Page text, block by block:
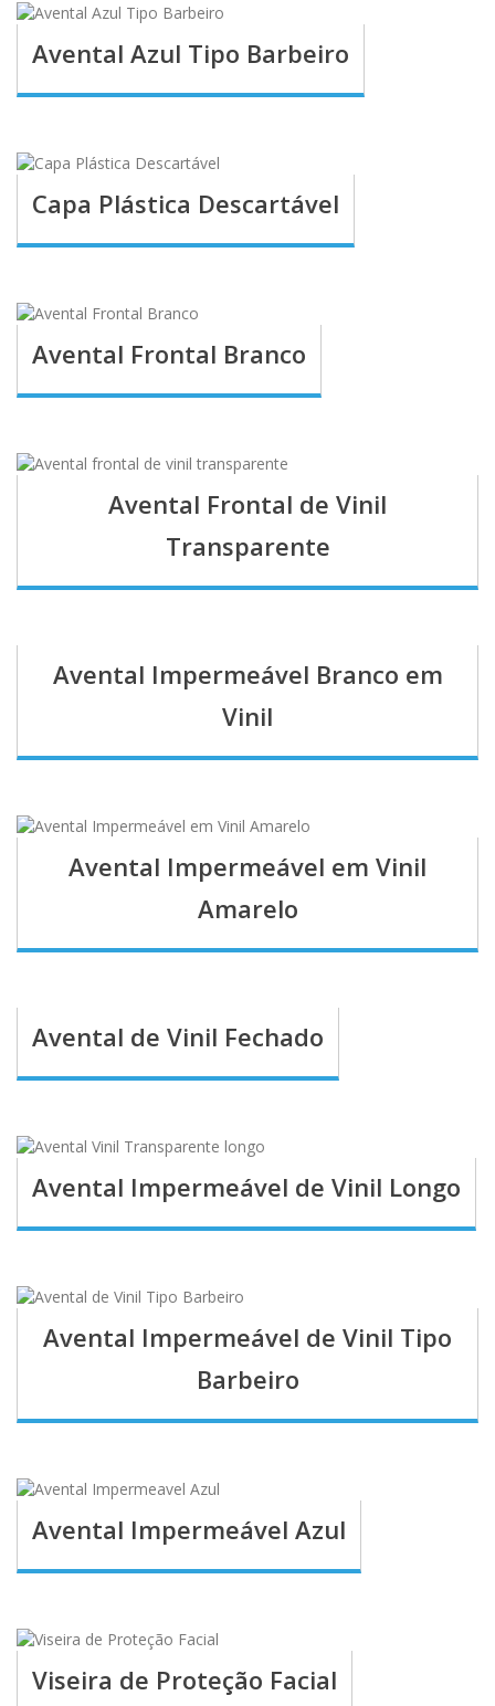
Avental Azul Tipo Barbeiro
Capa Plástica Descartável
Avental Frontal Branco
Avental Frontal de Vinil
Transparente
Avental Impermeável Branco em
Vinil
Avental Impermeável em Vinil
Amarelo
Avental de Vinil Fechado
Avental Impermeável de Vinil Longo
Avental Impermeável de Vinil Tipo
Barbeiro
Avental Impermeável Azul
Viseira de Proteção Facial